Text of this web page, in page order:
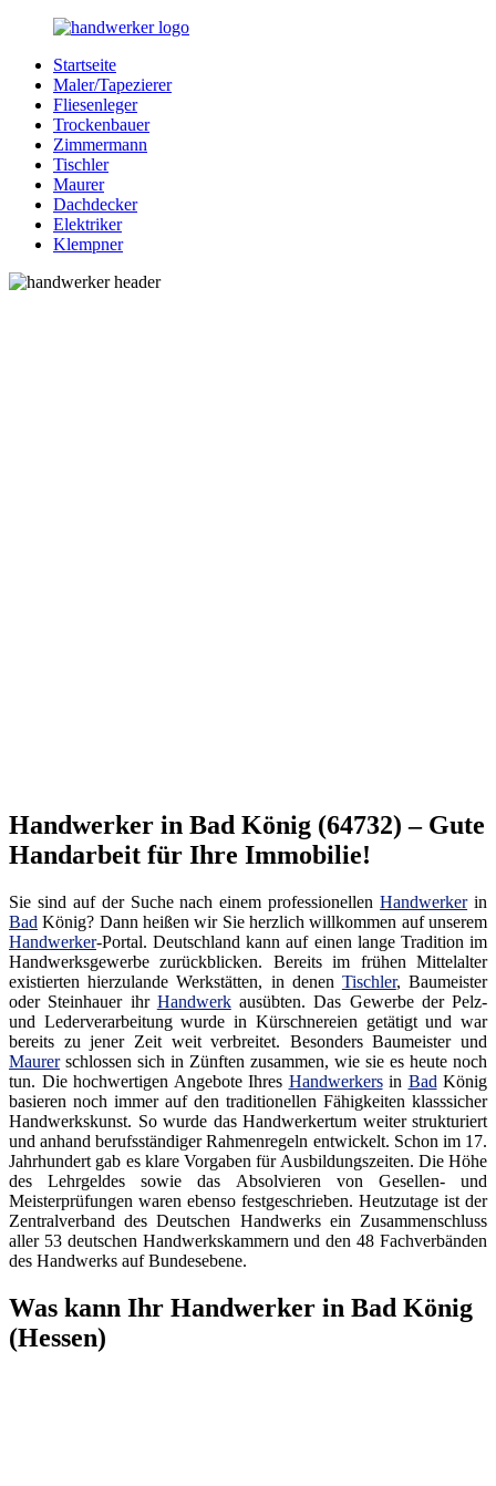
Zurück
Inhalt
Bessere-
Handwerker.de
Handwerker
Ihrer
Nähe
Startseite
Maler/Tapezierer
Fliesenleger
Trockenbauer
Zimmermann
Tischler
Maurer
Dachdecker
Elektriker
Klempner
Handwerker in Bad König (64732) – Gute
Handarbeit für Ihre Immobilie!
Sie sind auf der Suche nach einem professionellenHandwerkerin
Bad König? Dann heißen wir Sie herzlich willkommen auf unserem
Handwerker-Portal. Deutschland kann auf einen lange Tradition im
Handwerksgewerbe zurückblicken. Bereits im frühen Mittelalter
existierten hierzulande Werkstätten, in denen Tischler, Baumeister
oder Steinhauer ihr Handwerkausübten. Das Gewerbe der Pelz-
und Lederverarbeitung wurde in Kürschnereien getätigt und war
bereits zu jener Zeit weit verbreitet. Besonders Baumeister und
Maurerschlossen sich in Zünften zusammen, wie sie es heute noch
tun. Die hochwertigen Angebote Ihres Handwerkersin Bad König
basieren noch immer auf den traditionellen Fähigkeiten klasssicher
Handwerkskunst. So wurde das Handwerkertum weiter strukturiert
und anhand berufsständiger Rahmenregeln entwickelt. Schon im 17.
Jahrhundert gab es klare Vorgaben für Ausbildungszeiten. Die Höhe
des Lehrgeldes sowie das Absolvieren von Gesellen- und
Meisterprüfungen waren ebenso festgeschrieben. Heutzutage ist der
Zentralverband des Deutschen Handwerks ein Zusammenschluss
aller 53 deutschen Handwerkskammern und den 48 Fachverbänden
des Handwerks auf Bundesebene.
Was kann Ihr Handwerker in Bad König
(Hessen)